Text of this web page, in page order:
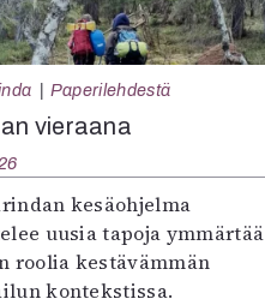
Paperilehdestä
vieraana
kesäohjelma
uusia tapoja ymmärtää
roolia kestävämmän
kontekstissa.